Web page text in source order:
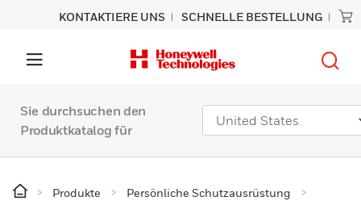
KONTAKTIERE UNS SCHNELLE BESTELLUNG
Sie durchsuchen den
Produktkatalog für
Produkte
Persönliche Schutzausrüstung